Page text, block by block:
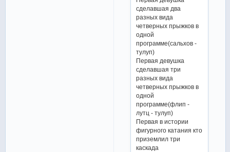
сделавшая два
разных вида
четверных прыжков в
одной
программе(сальхов -
тулуп)
Первая девушка
сделавшая три
разных вида
четверных прыжков в
одной
программе(флип -
лутц - тулуп)
Первая в истории
фигурного катания кто
приземлил три
каскада